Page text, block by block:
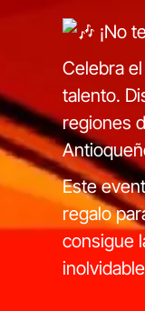
¡No
Celebra
talento.
regiones
Este
regalo
consigue